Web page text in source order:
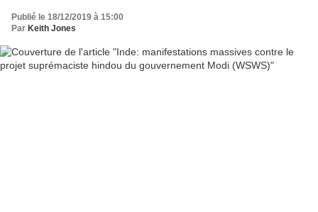
Publié le 18/12/2019 à 15:00
Par Keith Jones